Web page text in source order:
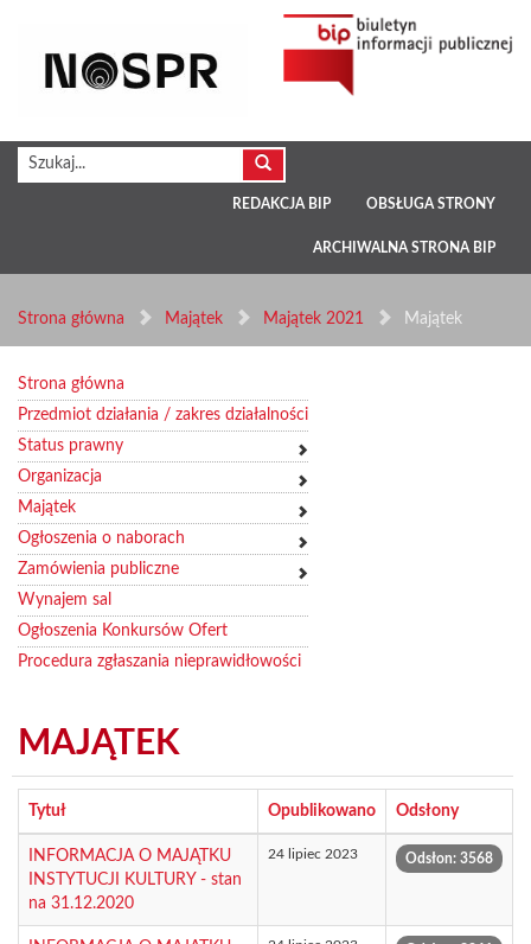
REDAKCJA BIP OBSŁUGA STRONY
ARCHIWALNA STRONA BIP
Strona główna Majątek Majątek 2021 Majątek
Strona główna
Przedmiot działania / zakres działalności
Status prawny
Organizacja
Majątek
Ogłoszenia o naborach
Zamówienia publiczne
Wynajem sal
Ogłoszenia Konkursów Ofert
Procedura zgłaszania nieprawidłowości
MAJĄTEK
Tytuł Opublikowano Odsłony
INFORMACJA O MAJĄTKU
INSTYTUCJI KULTURY - stan
na 31.12.2020
24 lipiec 2023 Odsłon: 3568